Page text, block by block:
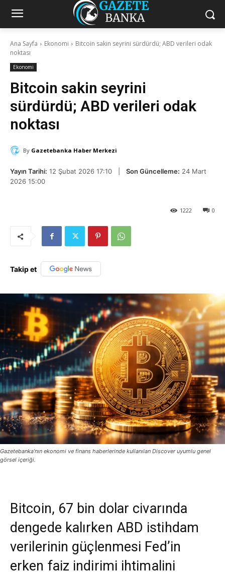
Ana Sayfa Ekonomi
Bitcoin sakin seyrini sürdürdü; ABD verileri odak
noktası
Ekonomi
Bitcoin sakin seyrini
sürdürdü; ABD verileri odak
noktası
By Gazetebanka Haber Merkezi
Yayın Tarihi: 12 Şubat 2026 17:10 | Son Güncelleme: 24 Mart
2026 15:00
0
1222
Takip et
Gazetebanka’nın ekonomi ve finans haberlerinde kullanılan Discover uyumlu genel
görsel içeriği.
Bitcoin, 67 bin dolar civarında
dengede kalırken ABD istihdam
verilerinin güçlenmesi Fed’in
erken faiz indirimi ihtimalini